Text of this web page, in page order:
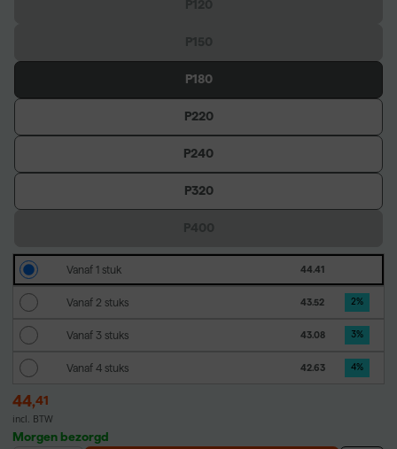
P180
P220
P240
P320
Vanaf 1 stuk 44.41
Vanaf 2 stuks 43.52 2%
Vanaf 3 stuks 43.08 3%
Vanaf 4 stuks 42.63 4%
44,41
incl. BTW
Morgen bezorgd